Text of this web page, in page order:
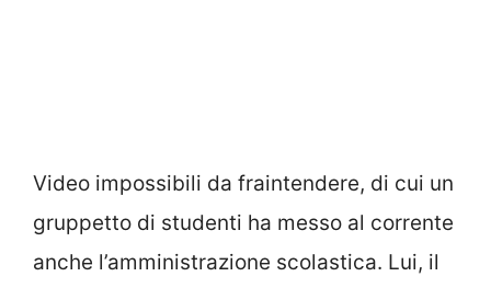
Video impossibili da fraintendere, di cui un
gruppetto di studenti ha messo al corrente
anche l’amministrazione scolastica. Lui, il